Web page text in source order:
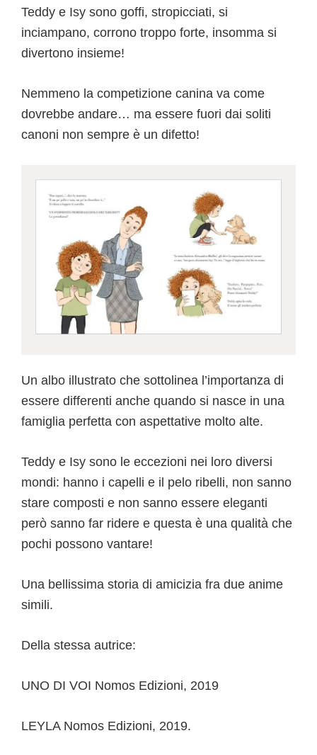
Teddy e Isy sono goffi, stropicciati, si
inciampano, corrono troppo forte, insomma si
divertono insieme!
Nemmeno la competizione canina va come
dovrebbe andare… ma essere fuori dai soliti
canoni non sempre è un difetto!
Un albo illustrato che sottolinea l’importanza di
essere differenti anche quando si nasce in una
famiglia perfetta con aspettative molto alte.
Teddy e Isy sono le eccezioni nei loro diversi
mondi: hanno i capelli e il pelo ribelli, non sanno
stare composti e non sanno essere eleganti
però sanno far ridere e questa è una qualità che
pochi possono vantare!
Una bellissima storia di amicizia fra due anime
simili.
Della stessa autrice:
UNO DI VOI Nomos Edizioni, 2019
LEYLA Nomos Edizioni, 2019.